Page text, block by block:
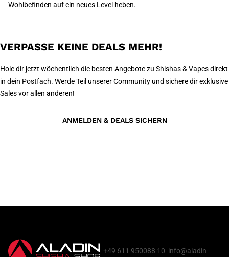
Wohlbefinden auf ein neues Level heben.
VERPASSE KEINE DEALS MEHR!
Hole dir jetzt wöchentlich die besten Angebote zu Shishas & Vapes direkt
in dein Postfach. Werde Teil unserer Community und sichere dir exklusive
Sales vor allen anderen!
ANMELDEN & DEALS SICHERN
+49 611 950088 10 info@aladin-